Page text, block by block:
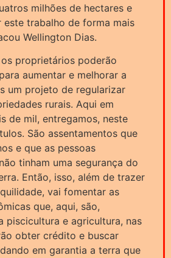
milhões de hectares e
este trabalho de forma mais
Wellington Dias.
proprietários poderão
aumentar e melhorar a
um projeto de regularizar
rurais. Aqui em
de mil, entregamos, neste
São assentamentos que
e que as pessoas
tinham uma segurança do
Então, isso, além de trazer
vai fomentar as
que, aqui, são,
piscicultura e agricultura, nas
obter crédito e buscar
em garantia a terra que